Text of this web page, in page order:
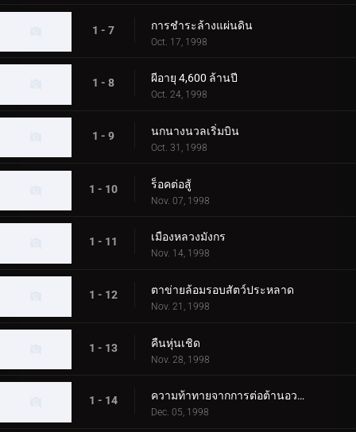
1 - 7 การชำระล้างแผ่นดิน
Oct. 17, 1998
1 - 8 ผีอายุ 4,600 ล้านปี
Oct. 24, 1998
1 - 9 นกนางนวลเริ่มบิน
Oct. 31, 1998
1 - 10 ร็อคต่อสู้
Nov. 07, 1998
1 - 11 เมืองหลวงมังกร
Nov. 14, 1998
1 - 12 ตาข่ายล้อมรอบสัตว์ประหลาด
Nov. 21, 1998
1 - 13 คืนหุ่นเชิด
Nov. 28, 1998
1 - 14 ความท้าทายจากการต่อต้านอวกาศ
Dec. 05, 1998